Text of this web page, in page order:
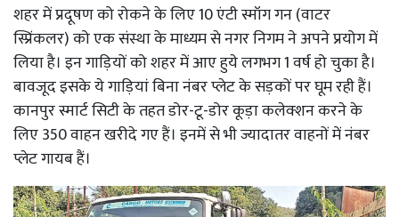
शहर में प्रदूषण को रोकने के लिए 10 एंटी स्मॉग गन (वाटर
स्प्रिंकलर) को एक संस्था के माध्यम से नगर निगम ने अपने प्रयोग में
लिया है। इन गाड़ियों को शहर में आए हुये लगभग 1 वर्ष हो चुका है।
बावजूद इसके ये गाड़ियां बिना नंबर प्लेट के सड़कों पर घूम रही हैं।
कानपुर स्मार्ट सिटी के तहत डोर-टू-डोर कूड़ा कलेक्शन करने के
लिए 350 वाहन खरीदे गए हैं। इनमें से भी ज्यादातर वाहनों में नंबर
प्लेट गायब हैं।